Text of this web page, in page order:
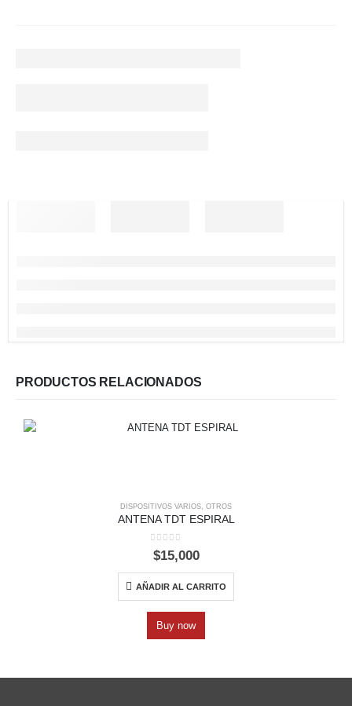
PRODUCTOS RELACIONADOS
DISPOSITIVOS VARIOS, OTROS
ANTENA TDT ESPIRAL
0out of 5
$15,000
AÑADIR AL CARRITO
Buy now